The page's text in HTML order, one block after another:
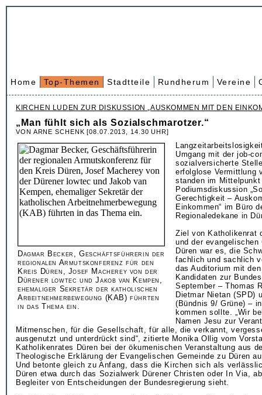
Home Top-Themen Stadtteile Rundherum Vereine
KIRCHEN LUDEN ZUR DISKUSSION „AUSKOMMEN MIT DEN
„Man fühlt sich als Sozialschmarotzer.“
VON ARNE SCHENK [08.07.2013, 14.30 UHR]
Dagmar Becker, Geschäftsführerin der
regionalen Armutskonferenz für den
Kreis Düren, Josef Macherey von der
Dürener lowtec und Jakob van Kempen,
ehemaliger Sekretär der katholischen
Arbeitnehmerbewegung (KAB) führten
in das Thema ein.
Umgang mit der job-
sozialversicherte
erfolglose Vermittlung
standen im Mittelpunkt
Podiumsdiskussion
Gerechtigkeit –
Einkommen“ im Büro
Regionaledekane in
Ziel von Katholikenrat
und der evangelischen
Düren war es, die
fachlich und sachlich
das Auditorium mit
Kandidaten zur
September – Thomas
Dietmar Nietan (SPD)
(Bündnis 9/ Grüne) –
kommen sollte. „Wir
Namen Jesu zur
Mitmenschen, für die Gesellschaft, für alle, die verkannt,
ausgenutzt und unterdrückt sind“, zitierte Monika Ollig vom
Katholikenrates Düren bei der ökumenischen Veranstaltung aus
Theologische Erklärung der Evangelischen Gemeinde zu Düren
Und betonte gleich zu Anfang, dass die Kirchen sich als
Düren etwa durch das Sozialwerk Dürener Christen oder In Via,
Begleiter von Entscheidungen der Bundesregierung sieht.